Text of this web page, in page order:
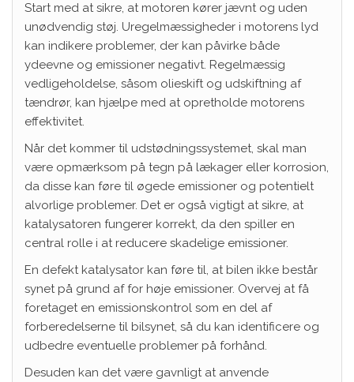
Start med at sikre, at motoren kører jævnt og uden
unødvendig støj. Uregelmæssigheder i motorens lyd
kan indikere problemer, der kan påvirke både
ydeevne og emissioner negativt. Regelmæssig
vedligeholdelse, såsom olieskift og udskiftning af
tændrør, kan hjælpe med at opretholde motorens
effektivitet.
Når det kommer til udstødningssystemet, skal man
være opmærksom på tegn på lækager eller korrosion,
da disse kan føre til øgede emissioner og potentielt
alvorlige problemer. Det er også vigtigt at sikre, at
katalysatoren fungerer korrekt, da den spiller en
central rolle i at reducere skadelige emissioner.
En defekt katalysator kan føre til, at bilen ikke består
synet på grund af for høje emissioner. Overvej at få
foretaget en emissionskontrol som en del af
forberedelserne til bilsynet, så du kan identificere og
udbedre eventuelle problemer på forhånd.
Desuden kan det være gavnligt at anvende